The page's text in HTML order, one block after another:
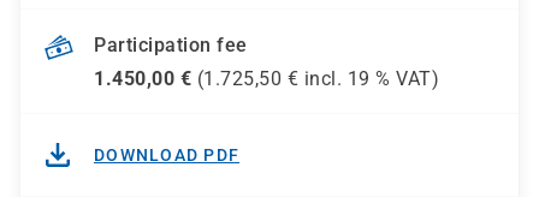
Participation fee
1.450,00 € (1.725,50 € incl. 19 % VAT)
DOWNLOAD PDF